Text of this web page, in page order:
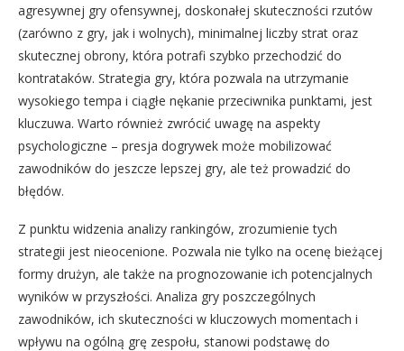
agresywnej gry ofensywnej, doskonałej skuteczności rzutów
(zarówno z gry, jak i wolnych), minimalnej liczby strat oraz
skutecznej obrony, która potrafi szybko przechodzić do
kontrataków. Strategia gry, która pozwala na utrzymanie
wysokiego tempa i ciągłe nękanie przeciwnika punktami, jest
kluczuwa. Warto również zwrócić uwagę na aspekty
psychologiczne – presja dogrywek może mobilizować
zawodników do jeszcze lepszej gry, ale też prowadzić do
błędów.
Z punktu widzenia analizy rankingów, zrozumienie tych
strategii jest nieocenione. Pozwala nie tylko na ocenę bieżącej
formy drużyn, ale także na prognozowanie ich potencjalnych
wyników w przyszłości. Analiza gry poszczególnych
zawodników, ich skuteczności w kluczowych momentach i
wpływu na ogólną grę zespołu, stanowi podstawę do